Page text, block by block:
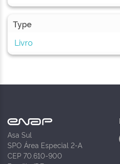
Type
Livro
Asa Sul
SPO Área Especial 2-A
CEP 70.610-900